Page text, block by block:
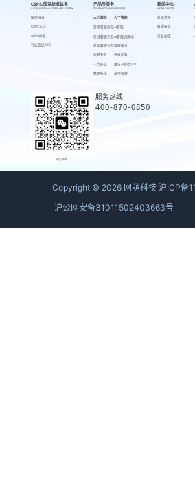
CSPS/国家标准体系
CSPS/NATIONAL STANDARD SYSTEM
国家标准
CSPS认证
CSPS体系
行业会议AIEC
产品与服务
PRODUCTS AND SERVICES
人力服务
游戏客服外包
在线客服外包
呼叫客服外包
招聘外包
人力外包
数据标注
人工智能
AI客服
AI客服训练场
客服魔方
蚂蚁绩效
魔方AI质检VOC
来呗智聘
新闻中心
NEWS CENTER
新闻资讯
媒体报道
行业动态
商务联系
服务热线
400-870-0850
Copyright © 2026 网萌科技 沪ICP备
沪公网安备31011502403663号